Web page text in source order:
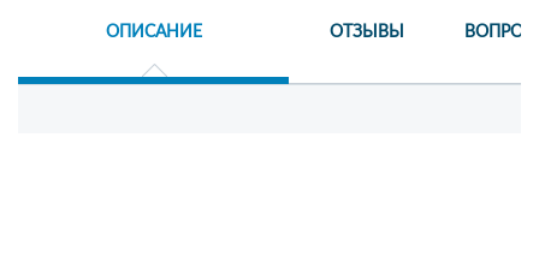
ОПИСАНИЕ ОТЗЫВЫ